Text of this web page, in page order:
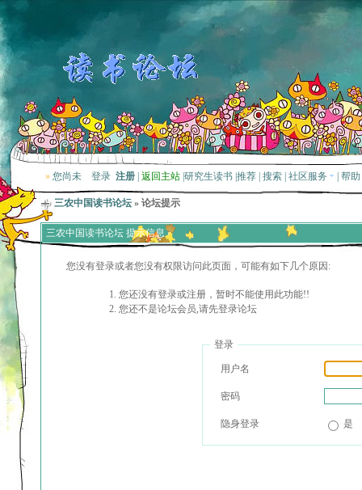
» 您尚未 登录 注册 返回主站 研究生读书 推荐 搜索 社区服务 帮助
三农中国读书论坛 » 论坛提示
三农中国读书论坛 提示信息
您没有登录或者您没有权限访问此页面，可能有如下几个原因:
您还没有登录或注册，暂时不能使用此功能!!
您还不是论坛会员,请先登录论坛
登录
用户名
密码
隐身登录 是